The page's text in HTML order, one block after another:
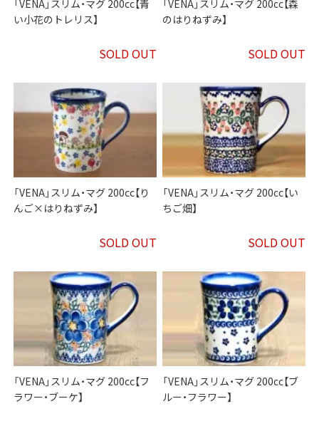
「VENA」スリム・マグ 200cc【青
い小花のトレリス】
SOLD OUT
「VENA」スリム・マグ 200cc【森
のはりねずみ】
SOLD OUT
「VENA」スリム・マグ 200cc【り
んご×はりねずみ】
SOLD OUT
「VENA」スリム・マグ 200cc【い
ちご畑】
SOLD OUT
「VENA」スリム・マグ 200cc【フ
ラワー・ブーケ】
「VENA」スリム・マグ 200cc【ブ
ルー・フラワー】